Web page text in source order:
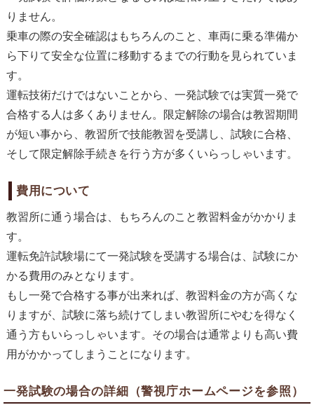
りません。
乗車の際の安全確認はもちろんのこと、車両に乗る準備か
ら下りて安全な位置に移動するまでの行動を見られていま
す。
運転技術だけではないことから、一発試験では実質一発で
合格する人は多くありません。限定解除の場合は教習期間
が短い事から、教習所で技能教習を受講し、試験に合格、
そして限定解除手続きを行う方が多くいらっしゃいます。
費用について
教習所に通う場合は、もちろんのこと教習料金がかかりま
す。
運転免許試験場にて一発試験を受講する場合は、試験にか
かる費用のみとなります。
もし一発で合格する事が出来れば、教習料金の方が高くな
りますが、試験に落ち続けてしまい教習所にやむを得なく
通う方もいらっしゃいます。その場合は通常よりも高い費
用がかかってしまうことになります。
一発試験の場合の詳細（警視庁ホームページを参照）